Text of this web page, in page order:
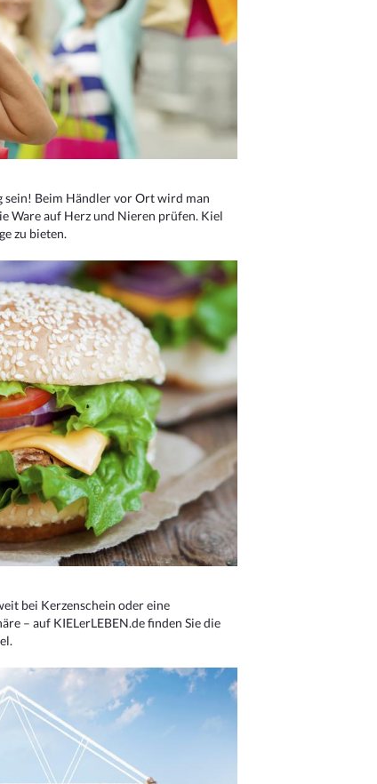
sein! Beim Händler vor Ort wird man
Ware auf Herz und Nieren prüfen. Kiel
zu bieten.
bei Kerzenschein oder eine
– auf KIELerLEBEN.de finden Sie die